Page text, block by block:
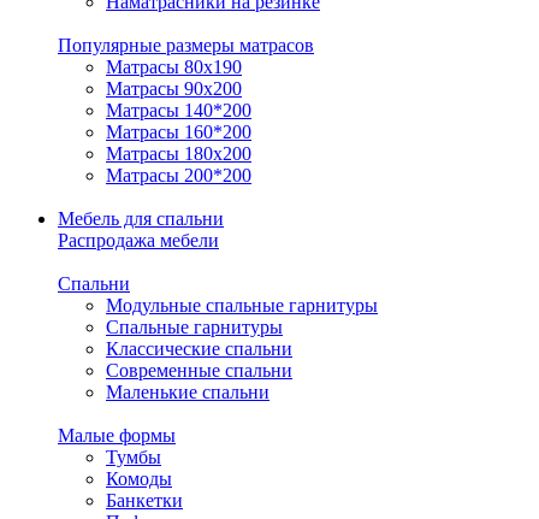
Популярные размеры матрасов
Матрасы 80x190
Матрасы 90x200
Матрасы 140*200
Матрасы 160*200
Матрасы 180x200
Матрасы 200*200
Мебель для спальни
Распродажа мебели
Спальни
Модульные спальные гарнитуры
Спальные гарнитуры
Классические спальни
Современные спальни
Маленькие спальни
Малые формы
Тумбы
Комоды
Банкетки